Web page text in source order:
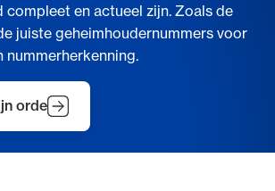
en actueel zijn. Zoals de
juiste geheimhoudernummers voor
nummerherkenning.
orde